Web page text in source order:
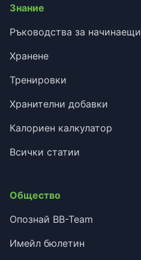
Знание
Ръководства за начинаещи
Хранене
Тренировки
Хранителни добавки
Калориен калкулатор
Всички статии
Общество
Опознай BB-Team
Имейл бюлетин